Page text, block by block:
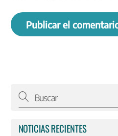
NOTICIAS RECIENTES